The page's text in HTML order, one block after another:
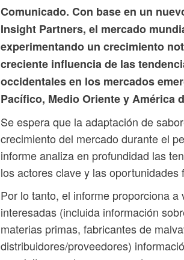
Comunicado. Con base en un
Insight Partners, el mercado
experimentando un crecimiento
creciente influencia de las
occidentales en los mercados
Pacífico, Medio Oriente y América
Se espera que la adaptación de
crecimiento del mercado durante el
informe analiza en profundidad las
los actores clave y las oportunidades
Por lo tanto, el informe proporciona a
interesadas (incluida información
materias primas, fabricantes de
distribuidores/proveedores)